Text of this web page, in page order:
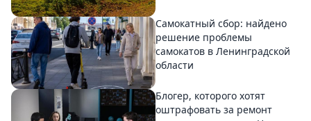
Самокатный сбор: найдено
решение проблемы
самокатов в Ленинградской
области
Блогер, которого хотят
оштрафовать за ремонт